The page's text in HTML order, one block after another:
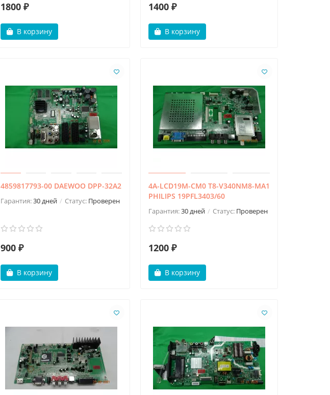
1800 ₽
В корзину
1400 ₽
В корзину
4859817793-00 DAEWOO DPP-32A2
Гарантия:30 дней Статус: Проверен
900 ₽
В корзину
4A-LCD19M-CM0 T8-V340NM8-MA1
PHILIPS 19PFL3403/60
Гарантия:30 дней Статус: Проверен
1200 ₽
В корзину